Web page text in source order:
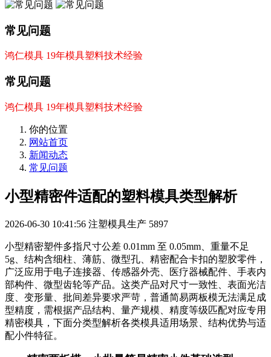
常见问题
鸿仁模具 19年模具塑料技术经验
常见问题
鸿仁模具 19年模具塑料技术经验
你的位置
网站首页
新闻动态
常见问题
小型精密件适配的塑料模具类型解析
2026-06-30 10:41:56 注塑模具生产 5897
小型精密塑件多指尺寸公差 0.01mm 至 0.05mm、重量不足
5g、结构含细柱、薄筋、微型孔、精密配合卡扣的塑胶零件，
广泛应用于电子连接器、传感器外壳、医疗器械配件、手表内
部构件、微型齿轮等产品。这类产品对尺寸一致性、表面光洁
度、变形量、批间差异要求严苛，普通简易两板模无法满足成
型精度，需根据产品结构、量产规模、精度等级匹配对应专用
精密模具，下面分类型解析各类模具适用场景、结构优势与适
配小件特征。